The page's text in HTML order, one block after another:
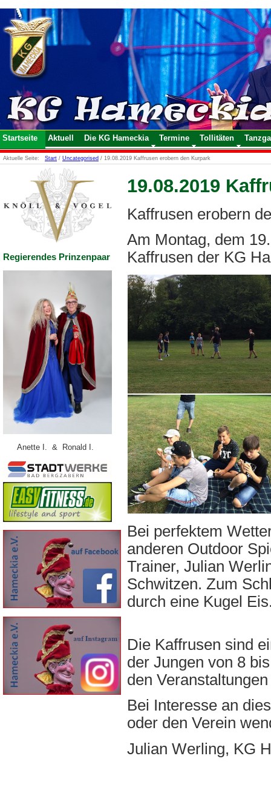
Startseite Aktuell Die KG Hameckia Termine Tollitäten
Aktuelle Seite: Start / Uncategorised / 19.08.2019 Kaffrusen erobern den Kurpark
Regierendes Prinzenpaar
Anette I. & Ronald I.
19.08.2019
Kaffrusen erobern
Am Montag, dem
Kaffrusen der KG
Bei perfektem
anderen Outdoor
Trainer, Julian
Schwitzen. Zum
durch eine Kugel
Die Kaffrusen sind
der Jungen von 8
den
Bei Interesse an
oder den Verein
Julian Werling, KG